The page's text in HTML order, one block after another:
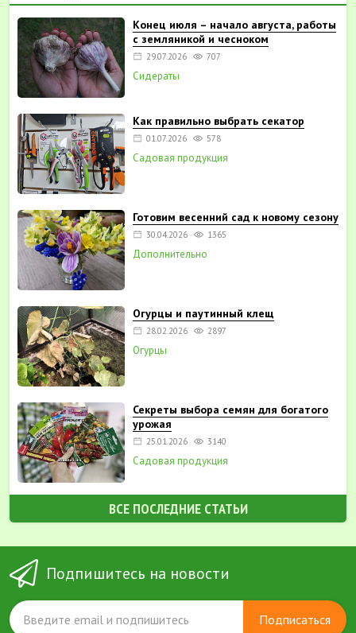
Конец июля – начало августа, работы
с земляникой и чесноком
29.07.2026 707
Сидераты
Как правильно выбрать секатор
01.07.2026 578
Садовая продукция
Готовим весенний сад к новому сезону
30.04.2026 1365
Дополнительно
Огурцы и паутинный клещ
28.02.2026 2897
Огурцы
Секреты выбора семян для богатого
урожая
25.01.2026 3140
Садовая продукция
ВСЕ ПОСЛЕДНИЕ СТАТЬИ
Подпишитесь на новости
Подписаться